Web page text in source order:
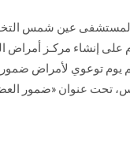
لمستشفى عين شمس
إنشاء مركـز أمراض
يوم توعوي لأمراض ضمور
تحت عنوان «ضمور